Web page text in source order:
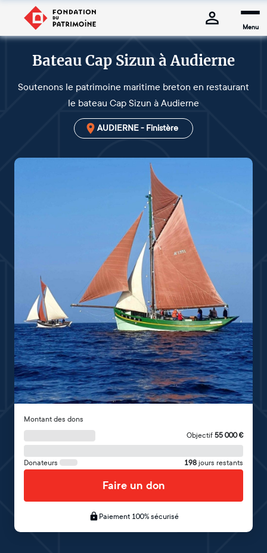
Menu
Bateau Cap Sizun à Audierne
Soutenons le patrimoine maritime breton en restaurant
le bateau Cap Sizun à Audierne
AUDIERNE - Finistère
Montant des dons
Objectif 55 000€
Donateurs 198 jours restants
Faire un don
Paiement 100% sécurisé